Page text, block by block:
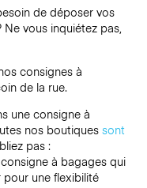
de déposer vos
vous inquiétez pas,
consignes à
de la rue.
une consigne à
nos boutiques sont
pas :
à bagages qui
une flexibilité